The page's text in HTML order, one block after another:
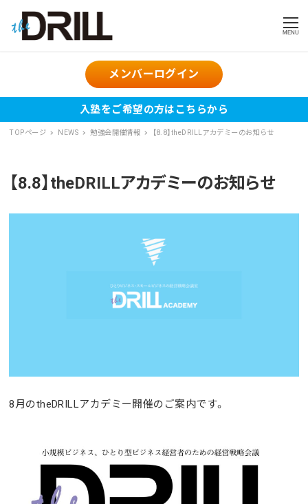
MENU
メンバーログイン
入塾をご希望の方はこちらから
TOPページ NEWS 勉強会開催情報 【8.8】theDRILLアカデミーのお知らせ
【8.8】theDRILLアカデミーのお知らせ
8月のtheDRILLアカデミー開催のご案内です。